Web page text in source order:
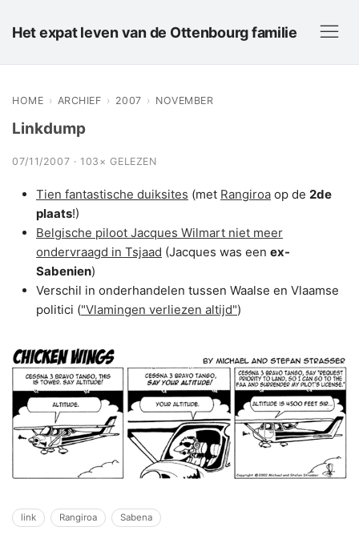
Het expat leven van de Ottenbourg familie
HOME › ARCHIEF › 2007 › NOVEMBER
Linkdump
07/11/2007 · 103× GELEZEN
Tien fantastische duiksites (met Rangiroa op de 2de
plaats!)
Belgische piloot Jacques Wilmart niet meer
ondervraagd in Tsjaad (Jacques was een ex-
Sabenien)
Verschil in onderhandelen tussen Waalse en Vlaamse
politici ("Vlamingen verliezen altijd")
link Rangiroa Sabena